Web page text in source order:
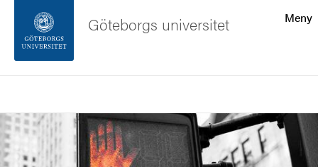
Sidfoten
Om webbplatsen
Meny
Göteborgs universitet
Bild